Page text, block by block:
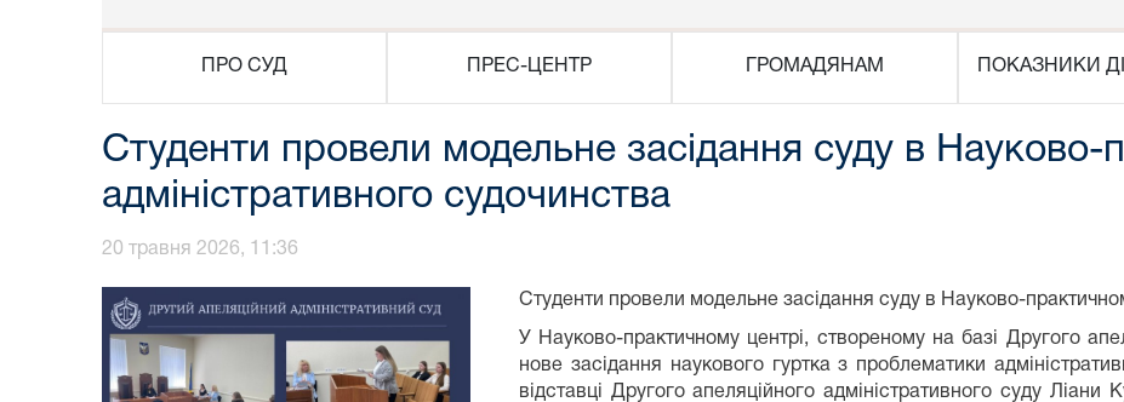
ПРО СУД ПРЕС-ЦЕНТР ГРОМАДЯНАМ ПОКАЗНИКИ
Студенти провели модельне засідання суду в Науково-
адміністративного судочинства
20 травня 2026, 11:36
Студенти провели модельне засідання суду в Науково-
У Науково-практичному центрі, створеному на базі Другого
нове засідання наукового гуртка з проблематики
відставці Другого апеляційного адміністративного суду